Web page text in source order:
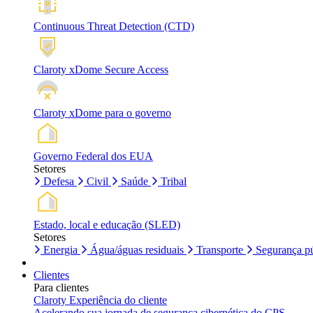
Continuous Threat Detection (CTD)
Claroty xDome Secure Access
Claroty xDome para o governo
Governo Federal dos EUA
Setores
Defesa
Civil Saúde Tribal
Estado, local e educação (SLED)
Setores
Energia
Água/águas residuais Transporte Segurança
Clientes
Para clientes
Claroty Experiência do cliente